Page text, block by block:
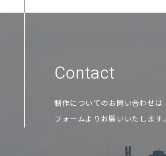
Contact
制作についてのお問い合わせは
フォームよりお願いいたします。